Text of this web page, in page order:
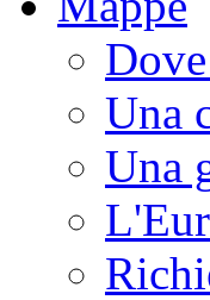
Una
Una